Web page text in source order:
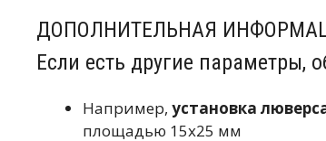
ДОПОЛНИТЕЛЬНАЯ
Если есть другие параметры,
Например, установка
площадью 15х25 мм